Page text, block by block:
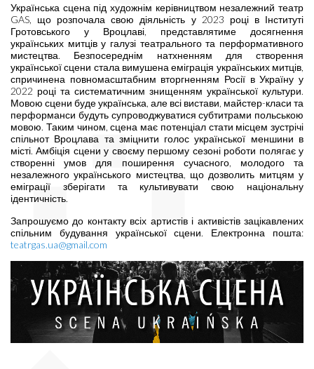
Українська сцена під художнім керівництвом незалежний театр
GAS, що розпочала свою діяльність у 2023 році в Інституті
Гротовського у Вроцлаві, представлятиме досягнення
українських митців у галузі театрального та перформативного
мистецтва. Безпосереднім натхненням для створення
української сцени стала вимушена еміграція українських митців,
спричинена повномасштабним вторгненням Росії в Україну у
2022 році та систематичним знищенням української культури.
Мовою сцени буде українська, але всі вистави, майстер-класи та
перформанси будуть супроводжуватися субтитрами польською
мовою. Таким чином, сцена має потенціал стати місцем зустрічі
спільнот Вроцлава та зміцнити голос української меншини в
місті. Амбіція сцени у своєму першому сезоні роботи полягає у
створенні умов для поширення сучасного, молодого та
незалежного українського мистецтва, що дозволить митцям у
еміграції зберігати та культивувати свою національну
ідентичність.
Запрошуємо до контакту всіх артистів і активістів зацікавлених
спільним будування української сцени. Електронна пошта:
teatrgas.ua@gmail.com